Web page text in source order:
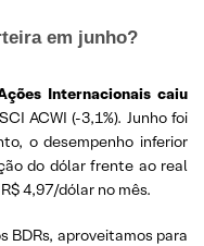
em junho?
Internacionais caiu
ACWI (-3,1%). Junho foi
o desempenho inferior
do dólar frente ao real
4,97/dólar no mês.
BDRs, aproveitamos para